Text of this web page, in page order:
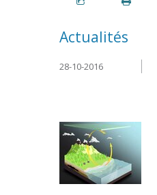
Actualités
28-10-2016